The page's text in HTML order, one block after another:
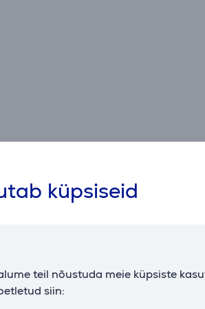
küpsiseid
teil nõustuda meie küpsiste
siin:
Arvustused